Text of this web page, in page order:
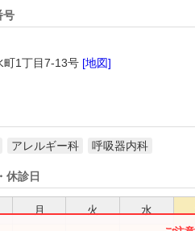
号
町1丁目7-13号 [地図]
アレルギー科 呼吸器内科
休診日
月 火 水